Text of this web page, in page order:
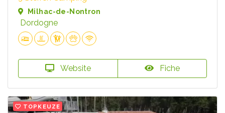
Milhac-de-Nontron
Dordogne
Website Fiche
TOPKEUZE